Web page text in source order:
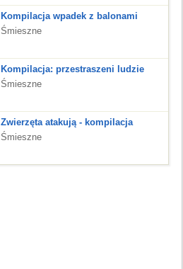
Kompilacja wpadek z balonami
Śmieszne
Kompilacja: przestraszeni ludzie
Śmieszne
Zwierzęta atakują - kompilacja
Śmieszne